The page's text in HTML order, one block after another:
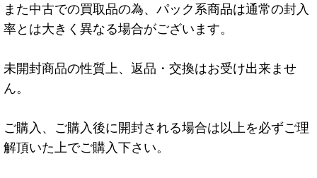
また中古での買取品の為、パック系商品は通常の封入
率とは大きく異なる場合がございます。
未開封商品の性質上、返品・交換はお受け出来ませ
ん。
ご購入、ご購入後に開封される場合は以上を必ずご理
解頂いた上でご購入下さい。